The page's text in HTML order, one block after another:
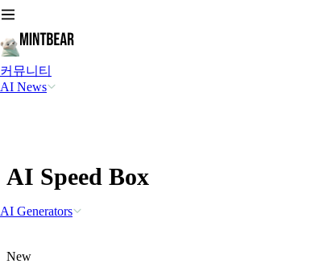
커뮤니티
AI News
AI Generators
AI Speed Box
New